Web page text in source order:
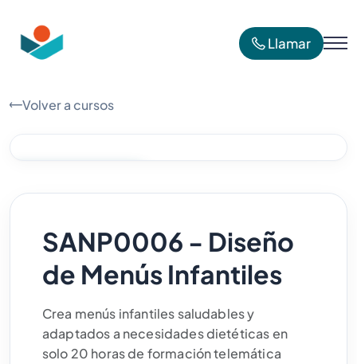
Llamar
Volver a cursos
SANP0006 - Diseño
de Menús Infantiles
Crea menús infantiles saludables y
adaptados a necesidades dietéticas en
solo 20 horas de formación telemática